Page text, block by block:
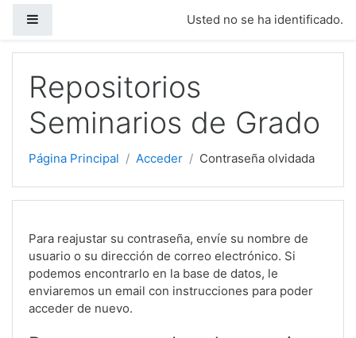
Usted no se ha identificado.
Repositorios
Seminarios de Grado
Página Principal Acceder Contraseña olvidada
Para reajustar su contraseña, envíe su nombre de
usuario o su dirección de correo electrónico. Si
podemos encontrarlo en la base de datos, le
enviaremos un email con instrucciones para poder
acceder de nuevo.